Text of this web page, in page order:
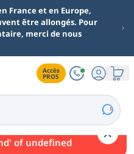
France et en Europe,
être allongés. Pour
merci de nous
Accès
PROS
of undefined